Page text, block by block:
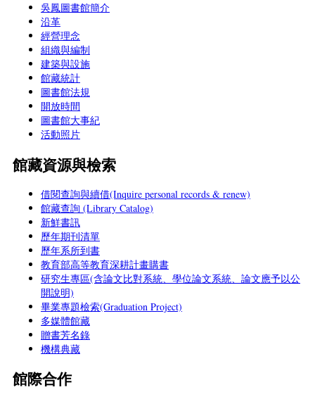
吳鳳圖書館簡介
沿革
經營理念
組織與編制
建築與設施
館藏統計
圖書館法規
開放時間
圖書館大事紀
活動照片
館藏資源與檢索
借閱查詢與續借(Inquire personal records & renew)
館藏查詢 (Library Catalog)
新鮮書訊
歷年期刊清單
歷年系所到書
教育部高等教育深耕計畫購書
研究生專區(含論文比對系統、學位論文系統、論文應予以公
開說明)
畢業專題檢索(Graduation Project)
多媒體館藏
贈書芳名錄
機構典藏
館際合作